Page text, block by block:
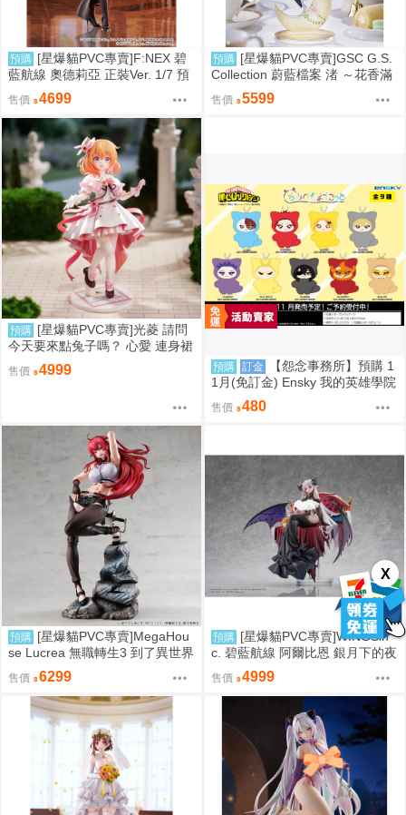
X
預購 [星爆貓PVC專賣]F:NEX 碧
藍航線 奧德莉亞 正裝Ver. 1/7 預
計2027/06到貨
售價 4699
預購 [星爆貓PVC專賣]GSC G.S.
Collection 蔚藍檔案 渚 ～花香滿
溢的微笑～ 預計2027/12到貨
售價 5599
預購 [星爆貓PVC專賣]光菱 請問
今天要來點兔子嗎？ 心愛 連身裙
Ver. 預計2027/08到貨
售價 4999 預購 訂金
【怨念事務所】預購 1
1月(免訂金) Ensky 我的英雄學院
Q版動物裝珠鍊布偶吊飾 娃娃 第
2彈 9款分售 0816
售價 480
預購 [星爆貓PVC專賣]MegaHou
se Lucrea 無職轉生3 到了異世界
就拿出真本事 艾莉絲·伯雷亞斯·
格雷拉特 預計2027/06到貨
售價 6299
預購 [星爆貓PVC專賣]WINGSin
c. 碧藍航線 阿爾比恩 銀月下的夜
之眷屬 1/7 預計2028/01到貨
售價 4999